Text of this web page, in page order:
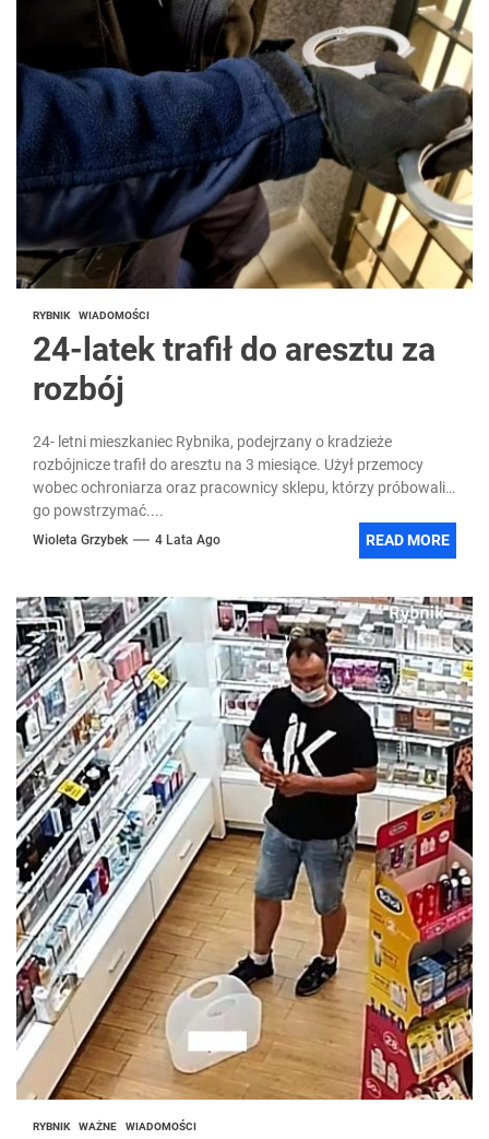
RYBNIK WIADOMOŚCI
24-latek trafił do aresztu za
rozbój
24- letni mieszkaniec Rybnika, podejrzany o kradzieże
rozbójnicze trafił do aresztu na 3 miesiące. Użył przemocy
wobec ochroniarza oraz pracownicy sklepu, którzy próbowali
go powstrzymać....
Wioleta Grzybek 4 Lata Ago READ MORE
RYBNIK WAŻNE WIADOMOŚCI